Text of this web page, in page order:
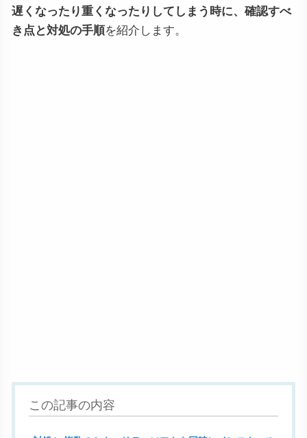
遅くなったり重くなったりしてしまう時に、確認すべ
き点と対処の手順を紹介します。
この記事の内容